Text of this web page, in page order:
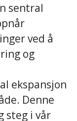
sentral
ved å
og
ekspansjon
Denne
steg i vår